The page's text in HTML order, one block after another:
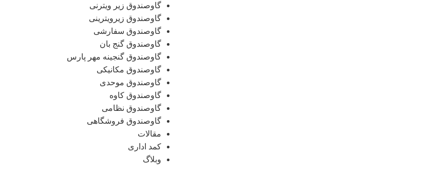
گاوصندوق زیر ویترنی
گاوصندوق زیرویترینی
گاوصندوق سفارشی
گاوصندوق گنج بان
گاوصندوق گنجینه مهر پارس
گاوصندوق مکانیکی
گاوصندوق موحدی
گاوصندوق کاوه
گاوصندوق نظامی
گاوصندوق فروشگاهی
مقالات
کمد اداری
وبلاگ